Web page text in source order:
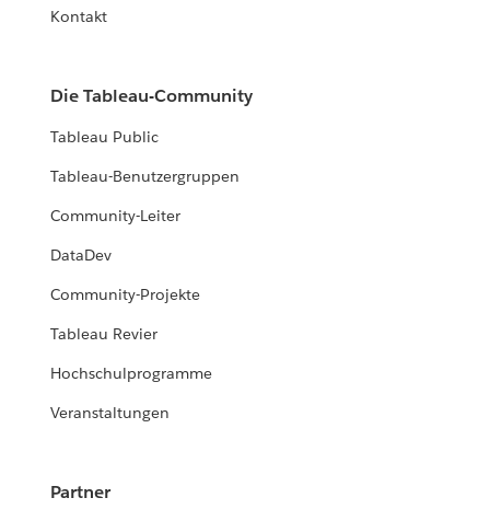
Kontakt
Die Tableau-Community
Tableau Public
Tableau-Benutzergruppen
Community-Leiter
DataDev
Community-Projekte
Tableau Revier
Hochschulprogramme
Veranstaltungen
Partner